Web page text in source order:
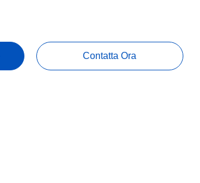
Contatta Ora